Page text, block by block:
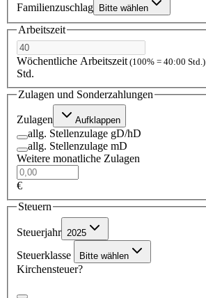
Familienzuschlag Bitte wählen
Arbeitszeit
Wöchentliche Arbeitszeit (100% = 40:00 Std.)
Std.
Zulagen und Sonderzahlungen
Zulagen Aufklappen
allg. Stellenzulage gD/hD
allg. Stellenzulage mD
Weitere monatliche Zulagen
€
Steuern
Steuerjahr 2025
Steuerklasse Bitte wählen
Kirchensteuer?